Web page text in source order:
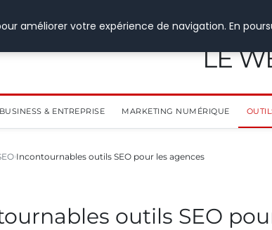
LE
BUSINESS & ENTREPRISE MARKETING NUMÉRIQUE
Incontournables outils SEO pour les agences
outils SEO
améliorer votre expérience de navigation. En